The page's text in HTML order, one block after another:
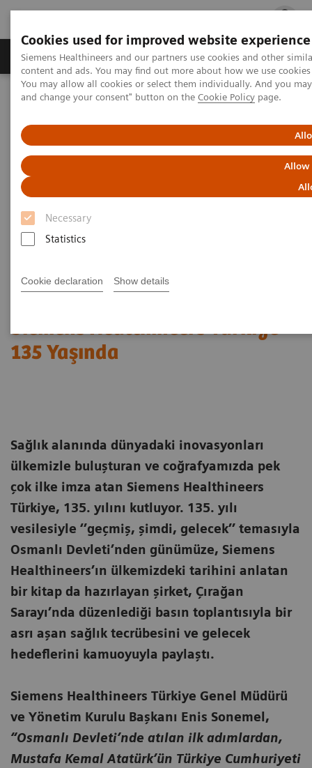
Cookies used for improved website experience
Siemens Healthineers and our partners use cookies and other
content and ads. You may find out more about how we use
You may allow all cookies or select them individually. And you
and change your consent" button on the Cookie Policy page.
Allow
Necessary
Statistics
Cookie declaration Show details
Ürün ve Hizmetler Öne Çıkanlar Sağlık
Siemens Healthineers Türkiye Basın
Basın Bültenleri
Siemens Healthineers Türkiye
135 Yaşında
Sağlık alanında dünyadaki inovasyonları
ülkemizle buluşturan ve coğrafyamızda pek
çok ilke imza atan Siemens Healthineers
Türkiye, 135. yılını kutluyor. 135. yılı
vesilesiyle ‘’geçmiş, şimdi, gelecek’’ temasıyla
Osmanlı Devleti’nden günümüze, Siemens
Healthineers’ın ülkemizdeki tarihini anlatan
bir kitap da hazırlayan şirket, Çırağan
Sarayı’nda düzenlediği basın toplantısıyla bir
asrı aşan sağlık tecrübesini ve gelecek
hedeflerini kamuoyuyla paylaştı.
Siemens Healthineers Türkiye Genel Müdürü
ve Yönetim Kurulu Başkanı Enis Sonemel,
“Osmanlı Devleti’nde atılan ilk adımlardan,
Mustafa Kemal Atatürk’ün Türkiye Cumhuriyeti